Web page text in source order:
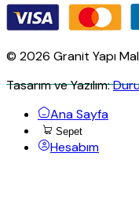
© 2026 Granit Yapı
Tasarım ve Yazılım:
Ana Sayfa
Sepet
Hesabım